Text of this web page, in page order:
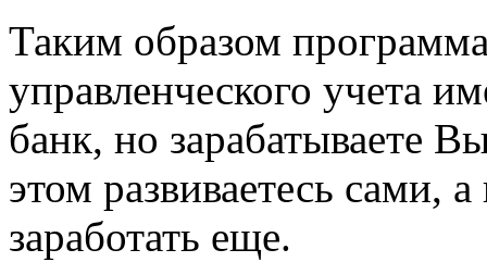
Таким образом
управленческого учета
банк, но зарабатываете
этом развиваетесь сами,
заработать еще.